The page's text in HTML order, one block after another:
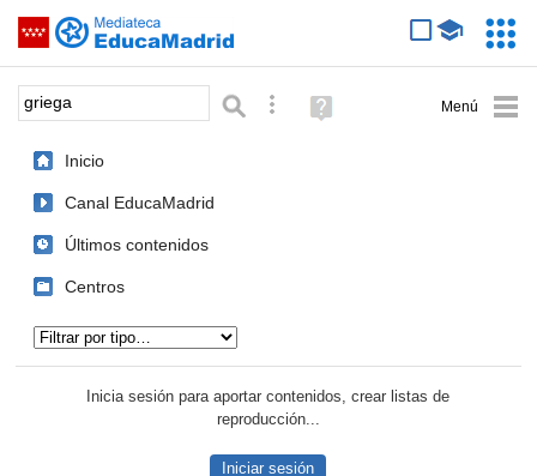
Saltar navegación
Palabra o frase: Búsqueda avanzada
Ayuda
(en
Inicio
Canal EducaMadrid
Últimos contenidos
Centros
Inicia sesión para aportar contenidos, crear listas de
reproducción...
Iniciar sesión